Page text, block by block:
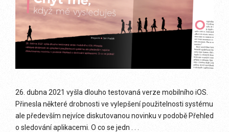
26. dubna 2021 vyšla dlouho testovaná verze mobilního iOS.
Přinesla některé drobnosti ve vylepšení použitelnosti systému
ale především nejvíce diskutovanou novinku v podobě Přehled
o sledování aplikacemi. O co se jedn . . .